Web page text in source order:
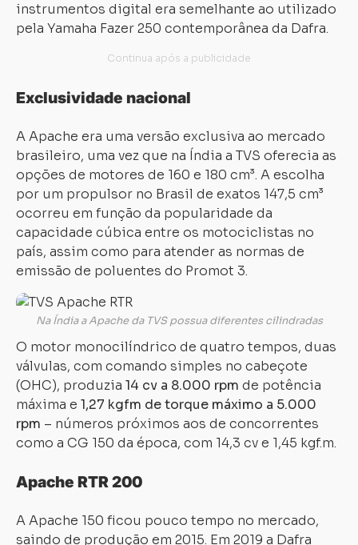
instrumentos digital era semelhante ao utilizado
pela Yamaha Fazer 250 contemporânea da Dafra.
Exclusividade nacional
A Apache era uma versão exclusiva ao mercado
brasileiro, uma vez que na Índia a TVS oferecia as
opções de motores de 160 e 180 cm³. A escolha
por um propulsor no Brasil de exatos 147,5 cm³
ocorreu em função da popularidade da
capacidade cúbica entre os motociclistas no
país, assim como para atender as normas de
emissão de poluentes do Promot 3.
Na Índia a Apache da TVS possua diferentes cilindradas
O motor monocilíndrico de quatro tempos, duas
válvulas, com comando simples no cabeçote
(OHC), produzia 14 cv a 8.000 rpm de potência
máxima e 1,27 kgfm de torque máximo a 5.000
rpm – números próximos aos de concorrentes
como a CG 150 da época, com 14,3 cv e 1,45 kgf.m.
Apache RTR 200
A Apache 150 ficou pouco tempo no mercado,
saindo de produção em 2015. Em 2019 a Dafra